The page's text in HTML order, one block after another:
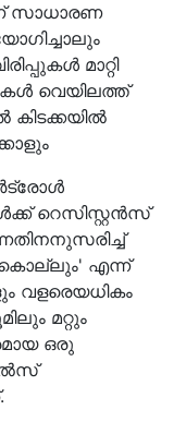
സാധാരണ
മാറ്റി
വെയിലത്ത്
കിടക്കയിൽ
റെസിസ്റ്റൻസ്
കൊല്ലും' എന്ന്
വളരെയധികം
മറ്റും
ഒരു